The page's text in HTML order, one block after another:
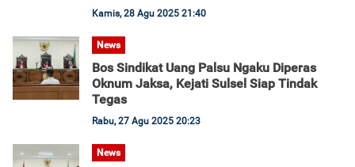
Kamis, 28 Agu 2025 21:40
News
Bos Sindikat Uang Palsu Ngaku Diperas
Oknum Jaksa, Kejati Sulsel Siap Tindak
Tegas
Rabu, 27 Agu 2025 20:23
News